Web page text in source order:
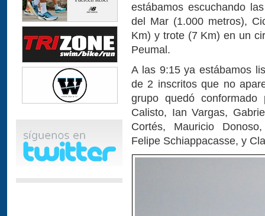
estábamos escuchando
del Mar (1.000 metros),
Km) y trote (7 Km) en un
Peumal.
A las 9:15 ya estábamos
de 2 inscritos que no
grupo quedó
Calisto, Ian Vargas,
Cortés, Mauricio
Felipe Schiappacasse, y